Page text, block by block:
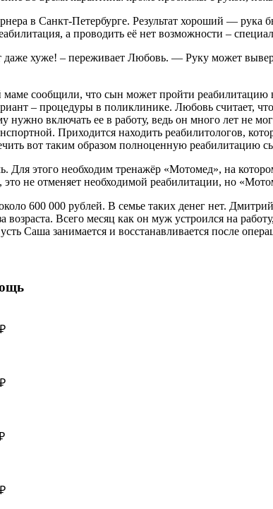
в Санкт-Петербурге. Результат хороший — рука
а проводить её нет возможности –
даже хуже! – переживает Любовь. — Руку может
сообщили, что сын может пройти реабилитацию
– процедуры в поликлинике. Любовь считает,
нужно включать ее в работу, ведь он много лет не
Приходится находить реабилитологов,
вот таким образом полноценную реабилитацию
этого необходим тренажёр «Мотомед», на
не отменяет необходимой реабилитации, но
600 000 рублей. В семье таких денег нет.
возраста. Всего месяц как он муж устроился на
Саша занимается и восстанавливается после